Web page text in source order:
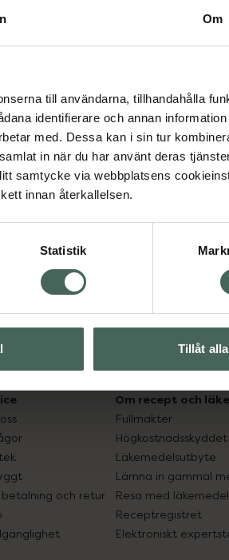
Om
till användarna, tillhandahålla
identifierare och annan
med. Dessa kan i sin tur
in när du har använt deras
samtycke via webbplatsens
innan återkallelsen.
Statistik
Tillåt alla
Tillfälligt slut online. Varan kan
Få mejl när varan finns i lager
Din e-postadress
Jag accepterar villkoren
Spara
erbjudanden
betalning och retur
Om recept och
Fullmakter
Högkostnadsskyddet
Läkemedelsutbyte
Lämna in gammal
Resa med läkemedel
Receptregistret
Elektroniskt